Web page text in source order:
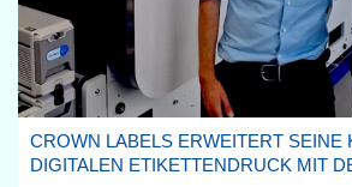
CROWN LABELS ERWEITERT SEINE
DIGITALEN ETIKETTENDRUCK MIT